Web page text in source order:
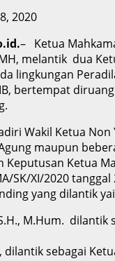
2020
– Ketua
melantik dua
lingkungan
bertempat
Wakil Ketua Non
maupun
Ketua
SK/XI/2020
yang dilantik
M.Hum.
dilantik sebagai